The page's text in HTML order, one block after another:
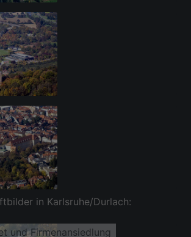
in Karlsruhe/Durlach:
und Firmenansiedlung